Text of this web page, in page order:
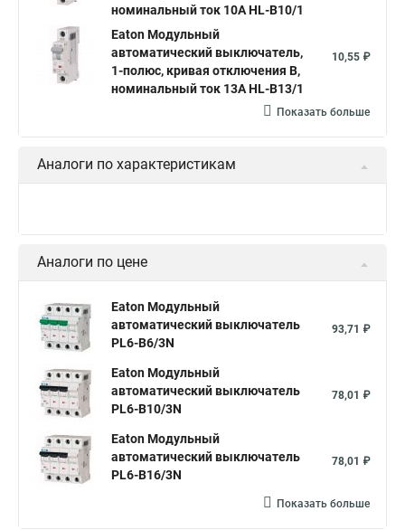
номинальный ток 10А HL-B10/1
Eaton Модульный
автоматический выключатель,
1-полюс, кривая отключения B,
номинальный ток 13А HL-B13/1
10,55 ₽
Показать больше
Аналоги по характеристикам
Аналоги по цене
Eaton Модульный
автоматический выключатель
PL6-B6/3N
93,71 ₽
Eaton Модульный
автоматический выключатель
PL6-B10/3N
78,01 ₽
Eaton Модульный
автоматический выключатель
PL6-B16/3N
78,01 ₽
Показать больше